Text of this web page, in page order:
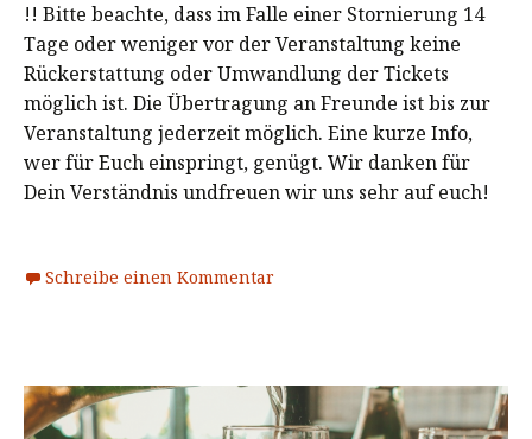
!! Bitte beachte, dass im Falle einer Stornierung 14
Tage oder weniger vor der Veranstaltung keine
Rückerstattung oder Umwandlung der Tickets
möglich ist. Die Übertragung an Freunde ist bis zur
Veranstaltung jederzeit möglich. Eine kurze Info,
wer für Euch einspringt, genügt. Wir danken für
Dein Verständnis undfreuen wir uns sehr auf euch!
Schreibe einen Kommentar